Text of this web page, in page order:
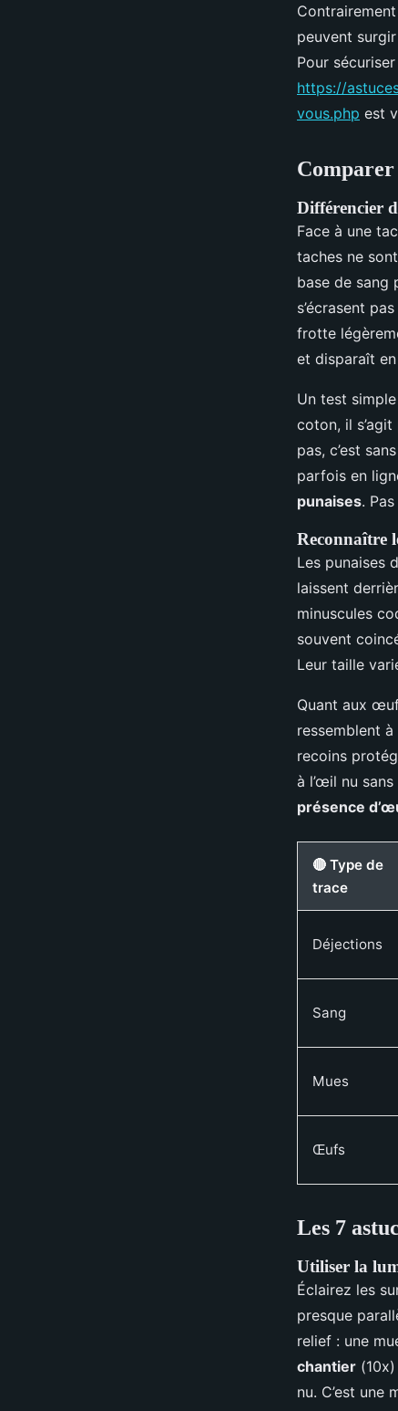
peuvent
Pour
https://
vous.php est
Différencier
Face à une
taches ne
base de sang
s’écrasent
frotte
et disparaît
Un test
coton, il
pas, c’est
parfois en
punaises.
Reconnaître
Les punaises
laissent
minuscules
souvent
Leur taille
Quant aux
ressemblent
recoins
à l’œil nu
présence
🔴 Type de
trace
Déjections
Sang
Mues
Œufs
Les 7
Utiliser la
Éclairez les
presque
relief : une
chantier
nu. C’est une